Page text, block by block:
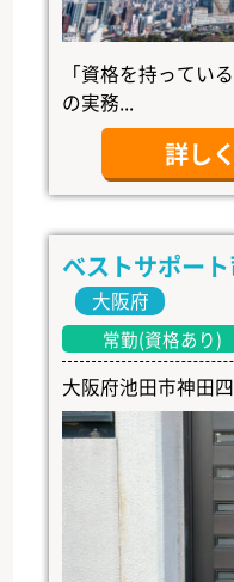
「資格を持ってい
の実務...
詳し
ベストサポー
大阪府
常勤(資格あり)
大阪府池田市神田